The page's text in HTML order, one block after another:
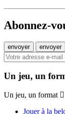
Abonnez-
Un jeu, un
Un jeu, un format
Jouer à la